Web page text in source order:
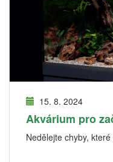
15. 8. 2024
Akvárium pro
Nedělejte chyby,